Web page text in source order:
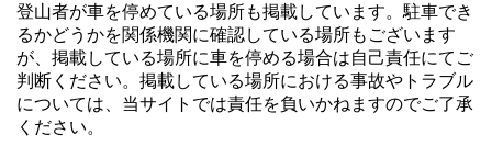
登山者が車を停めている場所も掲載しています。駐車でき
るかどうかを関係機関に確認している場所もございます
が、掲載している場所に車を停める場合は自己責任にてご
判断ください。掲載している場所における事故やトラブル
については、当サイトでは責任を負いかねますのでご了承
ください。